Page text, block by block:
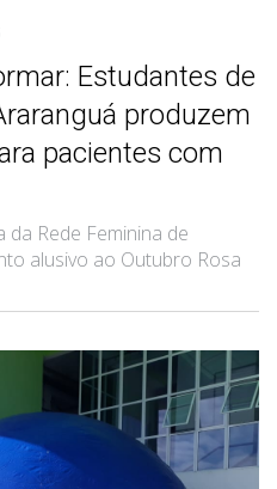
Estudantes de
produzem
pacientes com
Rede Feminina de
alusivo ao Outubro Rosa